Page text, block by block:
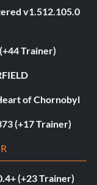
v1.512.105.0
Trainer)
of Chornobyl
(+17 Trainer)
(+23 Trainer)